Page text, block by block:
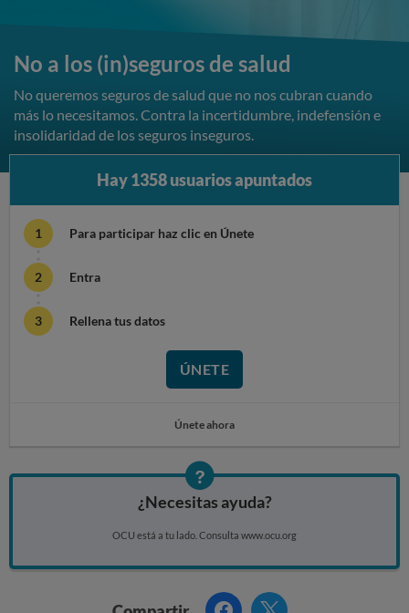
No a los (in)seguros de salud
No queremos seguros de salud que no nos cubran cuando
más lo necesitamos. Contra la incertidumbre, indefensión e
insolidaridad de los seguros inseguros.
B
s
Hay 1358 usuarios apuntados
Para participar haz clic en Únete
Entra
Rellena tus datos
ÚNETE
Únete ahora
¿Necesitas ayuda?
OCU está a tu lado. Consulta www.ocu.org